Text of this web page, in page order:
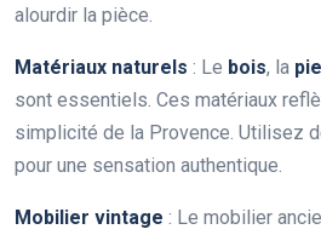
alourdir la pièce.
Matériaux naturels : Le bois, la
sont essentiels. Ces matériaux
simplicité de la Provence. Utilisez
pour une sensation authentique.
Mobilier vintage : Le mobilier